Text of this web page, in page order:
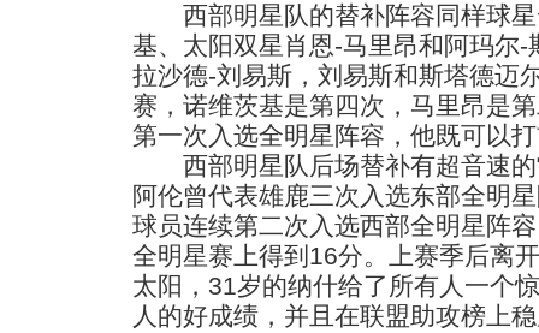
西部明星队的替补阵容同样球星
基、太阳双星肖恩-马里昂和阿玛尔
拉沙德-刘易斯，刘易斯和斯塔德迈
赛，诺维茨基是第四次，马里昂是
第一次入选全明星阵容，他既可以
西部明星队后场替补有超音速的
阿伦曾代表雄鹿三次入选东部全明
球员连续第二次入选西部全明星阵
全明星赛上得到16分。上赛季后离
太阳，31岁的纳什给了所有人一个
人的好成绩，并且在联盟助攻榜上